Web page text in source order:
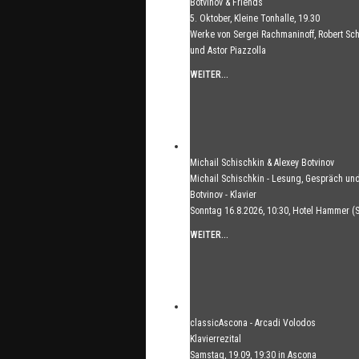
Botvinov & Friends
5. Oktober, Kleine Tonhalle, 19.30
Werke von Sergei Rachmaninoff, Robert
und Astor Piazzolla
WEITER...
Michail Schischkin & Alexey Botvinov
Michail Schischkin - Lesung, Gespräch
Botvinov - Klavier
Sonntag 16.8.2026, 10:30, Hotel Hammer
WEITER...
classicAscona - Arcadi Volodos
Klavierrezital
Samstag, 19.09, 19:30 in Ascona